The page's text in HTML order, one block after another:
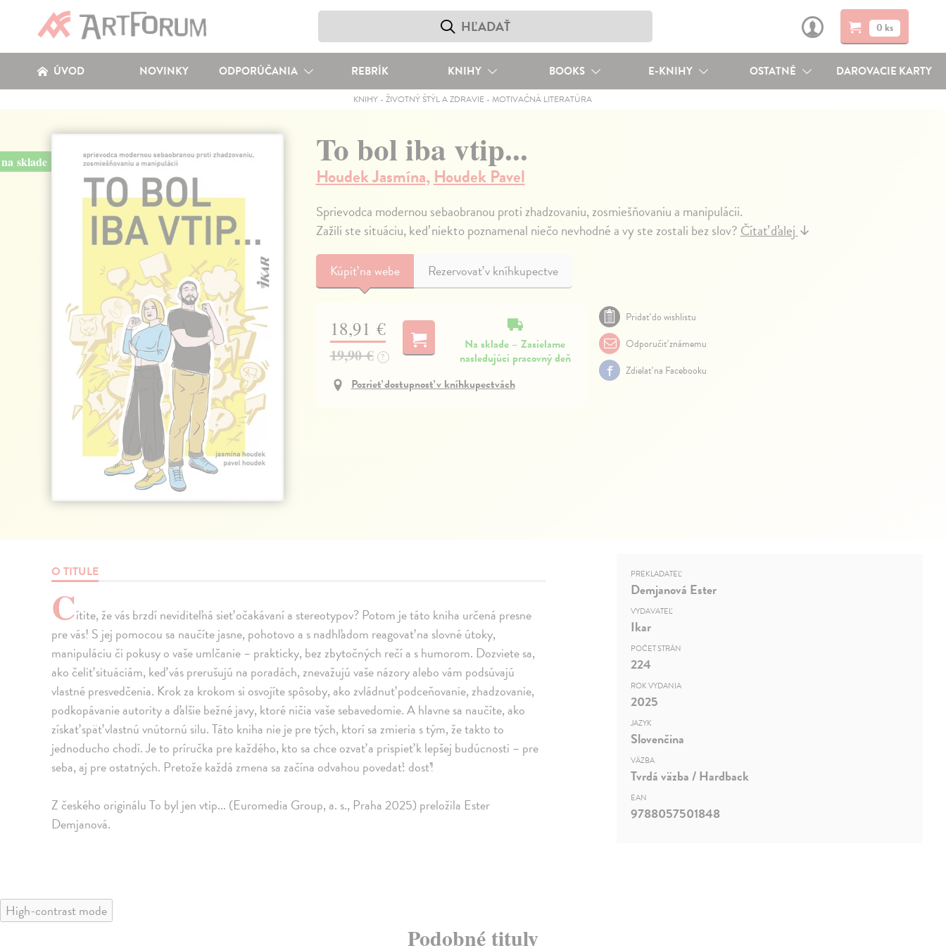
0 ks
ÚVOD NOVINKY ODPORÚČANIA REBRÍK KNIHY BOOKS E-KNIHY OSTATNÉ DAROVACIE KARTY
KNIHY -ŽIVOTNÝ ŠTÝL A ZDRAVIE -MOTIVAČNÁ LITERATÚRA
na sklade To bol iba vtip...
Houdek Jasmína,Houdek Pavel
Sprievodca modernou sebaobranou proti zhadzovaniu, zosmiešňovaniu a manipulácii.
Zažili ste situáciu, keď niekto poznamenal niečo nevhodné a vy ste zostali bez slov?Čítať ďalej↓
Kúpiťna webe Rezervovať v kníhkupectve
18,91 €
19,90 € ?
Na sklade – Zasielame
nasledujúci pracovný deň
Pozrieť dostupnosť v kníhkupectvách
Pridať do wishlistu
Odporučiť známemu
Zdielať na Facebooku
O TITULE
Cítite, že vás brzdí neviditeľná sieť očakávaní a stereotypov? Potom je táto kniha určená presne
pre vás! S jej pomocou sa naučíte jasne, pohotovo a s nadhľadom reagovať na slovné útoky,
manipuláciu či pokusy o vaše umlčanie – prakticky, bez zbytočných rečí a s humorom. Dozviete sa,
ako čeliť situáciám, keď vás prerušujú na poradách, znevažujú vaše názory alebo vám podsúvajú
vlastné presvedčenia. Krok za krokom si osvojíte spôsoby, ako zvládnuť podceňovanie, zhadzovanie,
podkopávanie autority a ďalšie bežné javy, ktoré ničia vaše sebavedomie. A hlavne sa naučíte, ako
získať späť vlastnú vnútornú silu. Táto kniha nie je pre tých, ktorí sa zmieria s tým, že takto to
jednoducho chodí. Je to príručka pre každého, kto sa chce ozvať a prispieť k lepšej budúcnosti – pre
seba, aj pre ostatných. Pretože každá zmena sa začína odvahou povedať: dosť!
Z českého originálu To byl jen vtip... (Euromedia Group, a. s., Praha 2025) preložila Ester
Demjanová.
PREKLADATEĽ
Demjanová Ester
VYDAVATEĽ
Ikar
POČET STRÁN
224
ROK VYDANIA
2025
JAZYK
Slovenčina
VÄZBA
Tvrdá väzba / Hardback
EAN
9788057501848
High-contrast mode
Podobné tituly